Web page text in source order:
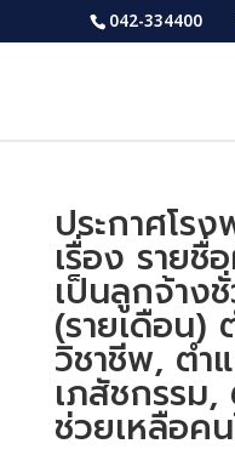
042-334400
ประกาศโร
เรื่อง รายชื่
เป็นลูกจ้าง
(รายเดือน)
วิชาชีพ, ตำ
เภสัชกรรม
ช่วยเหลือค